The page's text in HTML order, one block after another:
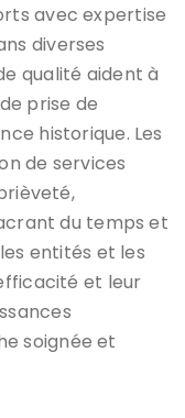
avec expertise
diverses
qualité aident à
prise de
historique. Les
de services
du temps et
entités et les
et leur
soignée et